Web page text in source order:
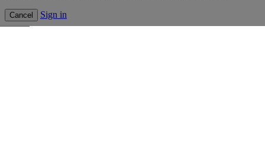
Cancel Sign in